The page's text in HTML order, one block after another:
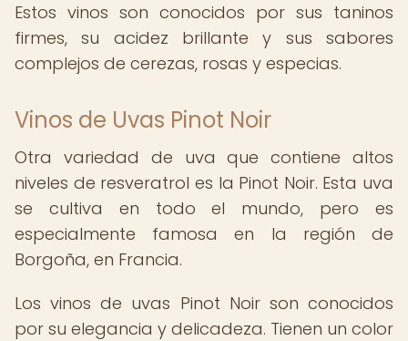
Estos vinos son conocidos por sus taninos
firmes, su acidez brillante y sus sabores
complejos de cerezas, rosas y especias.
Vinos de Uvas Pinot Noir
Otra variedad de uva que contiene altos
niveles de resveratrol es la Pinot Noir. Esta uva
se cultiva en todo el mundo, pero es
especialmente famosa en la región de
Borgoña, en Francia.
Los vinos de uvas Pinot Noir son conocidos
por su elegancia y delicadeza. Tienen un color